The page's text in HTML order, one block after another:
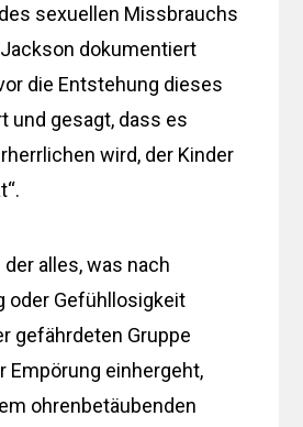
sexuellen Missbrauchs
dokumentiert
die Entstehung dieses
und gesagt, dass es
wird, der Kinder
der alles, was nach
oder Gefühllosigkeit
gefährdeten Gruppe
Empörung einhergeht,
ohrenbetäubenden